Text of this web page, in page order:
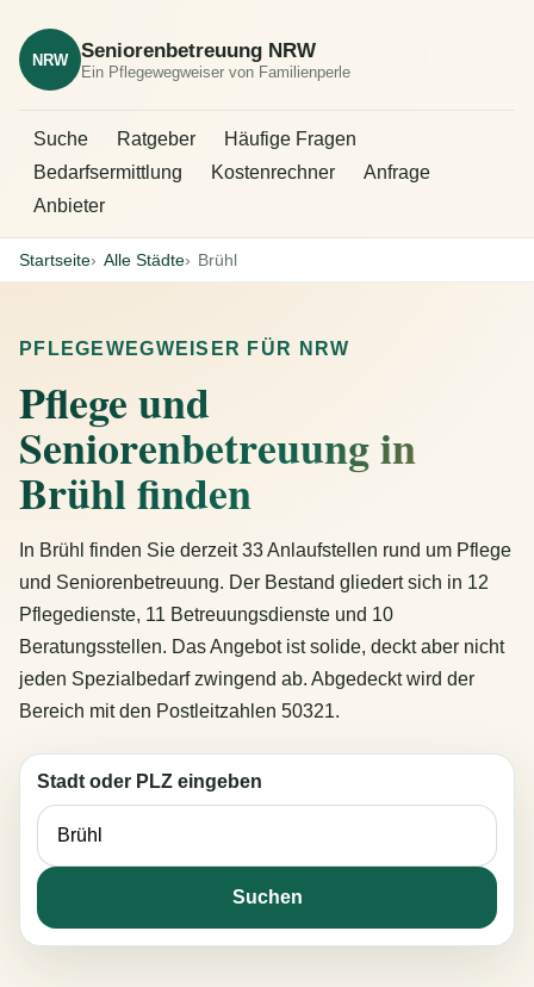
NRW Seniorenbetreuung NRW
Ein Pflegewegweiser von Familienperle
Suche Ratgeber
Häufige Fragen
Bedarfsermittlung
Kostenrechner
Anfrage
Anbieter
Startseite Alle Städte Brühl
PFLEGEWEGWEISER FÜR NRW
Pflege und
Seniorenbetreuung in
Brühl finden
In Brühl finden Sie derzeit 33 Anlaufstellen rund um Pflege
und Seniorenbetreuung. Der Bestand gliedert sich in 12
Pflegedienste, 11 Betreuungsdienste und 10
Beratungsstellen. Das Angebot ist solide, deckt aber nicht
jeden Spezialbedarf zwingend ab. Abgedeckt wird der
Bereich mit den Postleitzahlen 50321.
Stadt oder PLZ eingeben
Suchen